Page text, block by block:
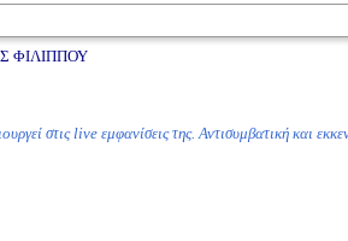
ΦΙΛΙΠΠΟΥ
στις live εμφανίσεις της. Αντισυμβατική και